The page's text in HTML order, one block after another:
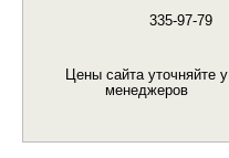
335-97-79
Цены сайта уточняйте у
менеджеров